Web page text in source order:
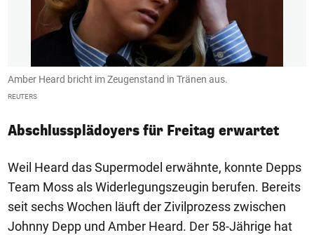
Amber Heard bricht im Zeugenstand in Tränen aus.
REUTERS
Abschlussplädoyers für Freitag erwartet
Weil Heard das Supermodel erwähnte, konnte Depps
Team Moss als Widerlegungszeugin berufen. Bereits
seit sechs Wochen läuft der Zivilprozess zwischen
Johnny Depp und Amber Heard. Der 58-Jährige hat